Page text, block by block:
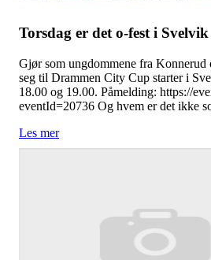
Torsdag er det o-fest i Svelvik
Gjør som ungdommene fra
seg til Drammen City Cup starter i
18.00 og 19.00. Påmelding: https://
eventId=20736 Og hvem er det ikke
Les mer